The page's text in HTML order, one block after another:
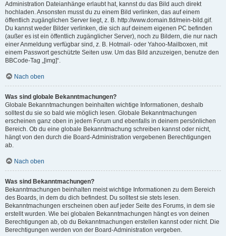
Administration Dateianhänge erlaubt hat, kannst du das Bild auch direkt
hochladen. Ansonsten musst du zu einem Bild verlinken, das auf einem
öffentlich zugänglichen Server liegt, z. B. http://www.domain.tld/mein-bild.gif.
Du kannst weder Bilder verlinken, die sich auf deinem eigenen PC befinden
(außer es ist ein öffentlich zugänglicher Server), noch zu Bildern, die nur nach
einer Anmeldung verfügbar sind, z. B. Hotmail- oder Yahoo-Mailboxen, mit
einem Passwort geschützte Seiten usw. Um das Bild anzuzeigen, benutze den
BBCode-Tag „[img]“.
Nach oben
Was sind globale Bekanntmachungen?
Globale Bekanntmachungen beinhalten wichtige Informationen, deshalb
solltest du sie so bald wie möglich lesen. Globale Bekanntmachungen
erscheinen ganz oben in jedem Forum und ebenfalls in deinem persönlichen
Bereich. Ob du eine globale Bekanntmachung schreiben kannst oder nicht,
hängt von den durch die Board-Administration vergebenen Berechtigungen
ab.
Nach oben
Was sind Bekanntmachungen?
Bekanntmachungen beinhalten meist wichtige Informationen zu dem Bereich
des Boards, in dem du dich befindest. Du solltest sie stets lesen.
Bekanntmachungen erscheinen oben auf jeder Seite des Forums, in dem sie
erstellt wurden. Wie bei globalen Bekanntmachungen hängt es von deinen
Berechtigungen ab, ob du Bekanntmachungen erstellen kannst oder nicht. Die
Berechtigungen werden von der Board-Administration vergeben.